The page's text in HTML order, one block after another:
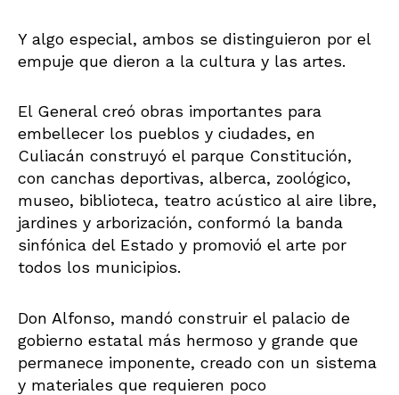
Y algo especial, ambos se distinguieron por el
empuje que dieron a la cultura y las artes.
El General creó obras importantes para
embellecer los pueblos y ciudades, en
Culiacán construyó el parque Constitución,
con canchas deportivas, alberca, zoológico,
museo, biblioteca, teatro acústico al aire libre,
jardines y arborización, conformó la banda
sinfónica del Estado y promovió el arte por
todos los municipios.
Don Alfonso, mandó construir el palacio de
gobierno estatal más hermoso y grande que
permanece imponente, creado con un sistema
y materiales que requieren poco